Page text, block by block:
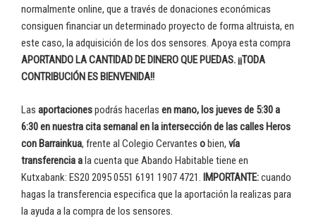
normalmente online, que a través de donaciones económicas
consiguen financiar un determinado proyecto de forma altruista, en
este caso, la adquisición de los dos sensores. Apoya esta compra
APORTANDO LA CANTIDAD DE DINERO QUE PUEDAS. ¡¡TODA
CONTRIBUCIÓN ES BIENVENIDA!!
Las aportacionespodrás hacerlas en mano, los jueves de 5:30 a
6:30 en nuestra cita semanal en la intersección de las calles Heros
con Barrainkua, frente al Colegio Cervantes obien, vía
transferencia ala cuenta que Abando Habitable tiene en
Kutxabank: ES20 2095 0551 6191 1907 4721. IMPORTANTE:cuando
hagas la transferencia especifica que la aportación la realizas para
la ayuda a la compra de los sensores.